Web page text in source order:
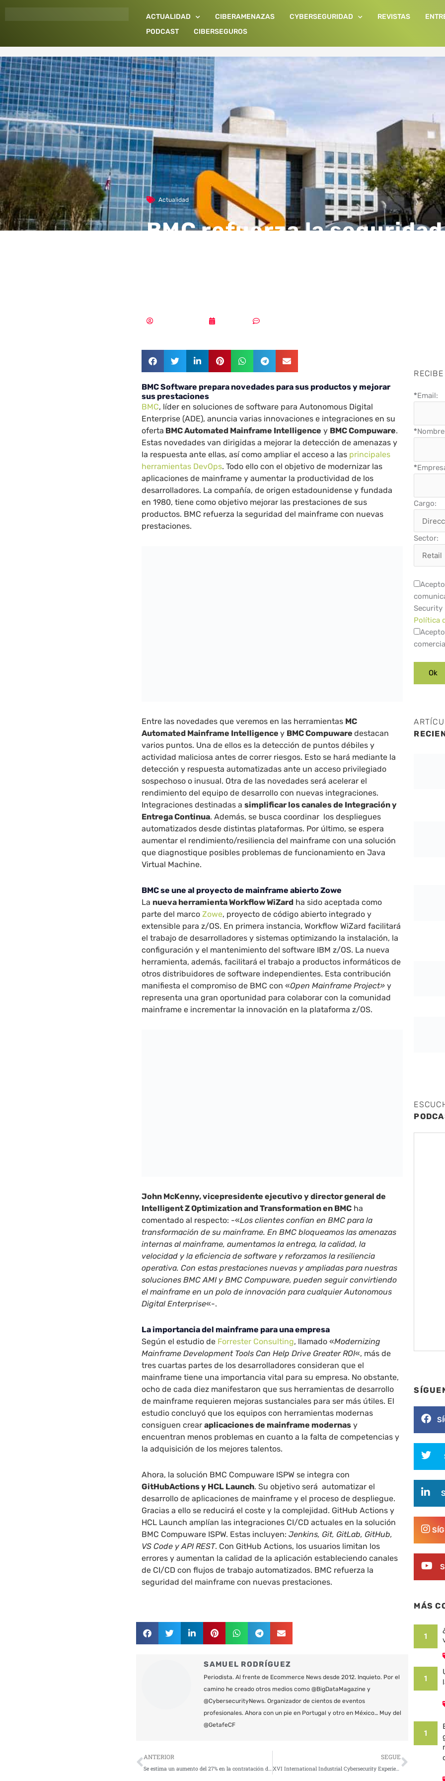
ACTUALIDAD CIBERAMENAZAS CYBERSEGURIDAD REVISTAS
PODCAST
CIBERSEGUROS
Actualidad
BMC refuerza la
BMC Software prepara novedades para sus productos y mejorar
sus prestaciones
BMC, líder en soluciones de software para Autonomous Digital
Enterprise (ADE), anuncia varias innovaciones e integraciones en su
oferta BMC Automated Mainframe Intelligence y BMC Compuware.
Estas novedades van dirigidas a mejorar la detección de amenazas y
la respuesta ante ellas, así como ampliar el acceso a las principales
herramientas DevOps. Todo ello con el objetivo de modernizar las
aplicaciones de mainframe y aumentar la productividad de los
desarrolladores. La compañía, de origen estadounidense y fundada
en 1980, tiene como objetivo mejorar las prestaciones de sus
productos. BMC refuerza la seguridad del mainframe con nuevas
prestaciones.
Entre las novedades que veremos en las herramientas MC
Automated Mainframe Intelligencey BMC Compuwaredestacan
varios puntos. Una de ellos es la detección de puntos débiles y
actividad maliciosa antes de correr riesgos. Esto se hará mediante la
detección y respuesta automatizadas ante un acceso privilegiado
sospechoso o inusual. Otra de las novedades será acelerar el
rendimiento del equipo de desarrollo con nuevas integraciones.
Integraciones destinadas asimplificar los canales de Integración y
Entrega Continua. Además, se busca coordinar los despliegues
automatizados desde distintas plataformas. Por último, se espera
aumentar el rendimiento/resiliencia del mainframe con una solución
que diagnostique posibles problemas de funcionamiento en Java
Virtual Machine.
BMC se une al proyecto de mainframe abierto Zowe
La nueva herramienta Workflow WiZard ha sido aceptada como
parte del marcoZowe, proyecto de código abierto integrado y
extensible para z/OS. En primera instancia, Workflow WiZard facilitará
el trabajo de desarrolladores y sistemas optimizando la instalación, la
configuración y el mantenimiento del software IBM z/OS. La nueva
herramienta, además, facilitará el trabajo a productos informáticos de
otros distribuidores de software independientes. Esta contribución
manifiesta el compromiso de BMC con «Open Mainframe Project» y
representa una gran oportunidad para colaborar con la comunidad
mainframe e incrementar la innovación en la plataforma z/OS.
John McKenny, vicepresidente ejecutivo y director general de
Intelligent Z Optimization and Transformation en BMC ha
comentado al respecto: -«Los clientes confían en BMC para la
transformación de su mainframe. En BMC bloqueamos las amenazas
internas al mainframe, aumentamos la entrega, la calidad, la
velocidad y la eficiencia de software y reforzamos la resiliencia
operativa. Con estas prestaciones nuevas y ampliadas para nuestras
soluciones BMC AMI y BMC Compuware, pueden seguir convirtiendo
el mainframe en un polo de innovación para cualquier Autonomous
Digital Enterprise«-.
La importancia del mainframe para una empresa
Según el estudio de Forrester Consulting, llamado «Modernizing
Mainframe Development Tools Can Help Drive Greater ROI«, más de
tres cuartas partes de los desarrolladores consideran que el
mainframe tiene una importancia vital para su empresa. No obstante,
ocho de cada diez manifestaron que sus herramientas de desarrollo
de mainframe requieren mejoras sustanciales para ser más útiles. El
estudio concluyó que los equipos con herramientas modernas
consiguen crearaplicaciones de mainframe modernas y
encuentran menos problemas en cuanto a la falta de competencias y
la adquisición de los mejores talentos.
Ahora, la solución BMC Compuware ISPW se integra con
GitHubActions y HCL Launch. Su objetivo será automatizar el
desarrollo de aplicaciones de mainframe y el proceso de despliegue.
Gracias a ello se reducirá el coste y la complejidad. GitHub Actions y
HCL Launch amplían las integraciones CI/CD actuales en la solución
BMC Compuware ISPW. Estas incluyen:Jenkins, Git, GitLab, GitHub,
VS Code y API REST. Con GitHub Actions, los usuarios limitan los
errores y aumentan la calidad de la aplicación estableciendo canales
de CI/CD con flujos de trabajo automatizados. BMC refuerza la
seguridad del mainframe con nuevas prestaciones.
SAMUEL RODRÍGUEZ
Periodista. Al frente de Ecommerce News desde 2012. Inquieto. Por el
camino he creado otros medios como @BigDataMagazine y
@CybersecurityNews. Organizador de cientos de eventos
profesionales. Ahora con un pie en Portugal y otro en México… Muy del
@GetafeCF
Ant
ANTERIOR
Se estima un aumento del 27% en la contratación de ciberseguros
SEGUE
XVI International Industrial Cybersecurity Experiences Congress 2021
*Email:
*
*
Cargo:
Sector:
Security
Política
MÁS
1
1
1